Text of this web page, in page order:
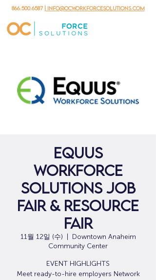
866.500.6587 | info@ocworkforcesolutions.com
Equus
Workforce
Solutions Job
Fair & Resource
Fair
11월 12일 (수)
Downtown Anaheim
Community Center
EVENT HIGHLIGHTS
Meet ready-to-hire employers Network